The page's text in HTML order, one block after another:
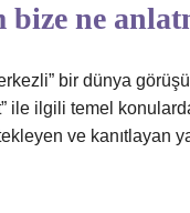
bize ne
bir dünya
ile ilgili temel
ve kanıtlayan